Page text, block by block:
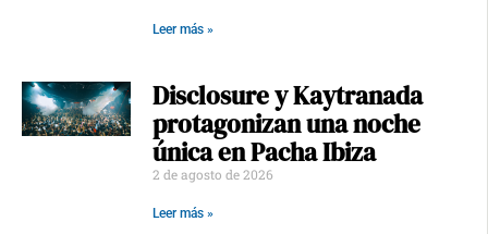
Leer más »
Disclosure y Kaytranada
protagonizan una noche
única en Pacha Ibiza
2 de agosto de 2026
Leer más »